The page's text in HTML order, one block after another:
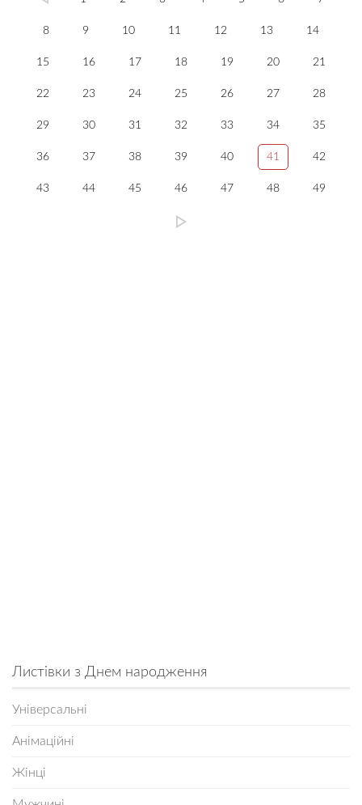
8 9 10 11 12 13 14
15 16 17 18 19 20 21
22 23 24 25 26 27 28
29 30 31 32 33 34 35
36 37 38 39 40 41 42
43 44 45 46 47 48 49
Листівки з Днем народження
Універсальні
Анімаційні
Жінці